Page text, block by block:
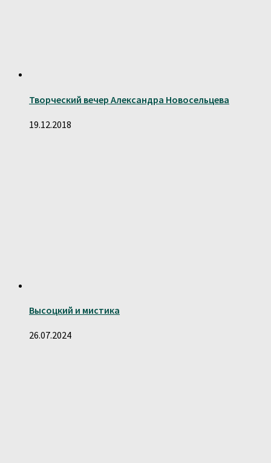
Творческий вечер Александра Новосельцева
19.12.2018
Высоцкий и мистика
26.07.2024